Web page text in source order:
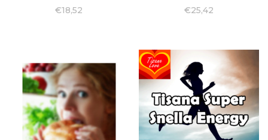
€18,52
€25,42